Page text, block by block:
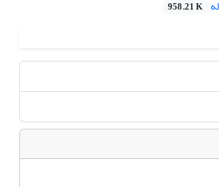
958.21 K